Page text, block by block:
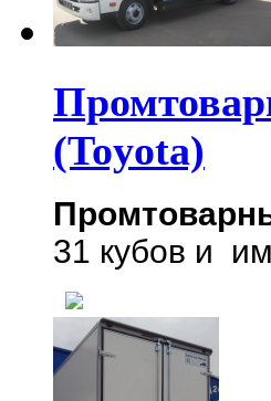
(Toyota)
31 кубов и